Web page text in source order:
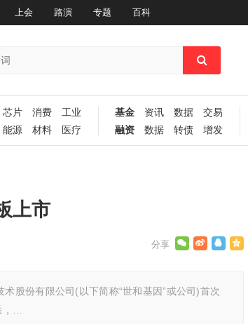
上会 路演 专题 百科
芯片 消费
工业
能源 材料 医疗
基金 资讯 数据
交易
融资
数据 转债 增发
上市
股份有限公司(以下简称“世和基因”或公司)首次
…